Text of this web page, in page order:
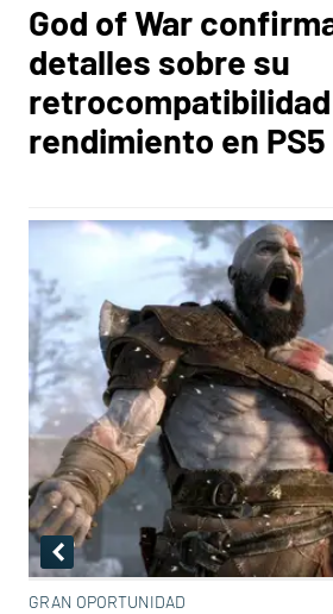
God of War
detalles sobre su
rendimiento en PS5
GRAN OPORTUNIDAD